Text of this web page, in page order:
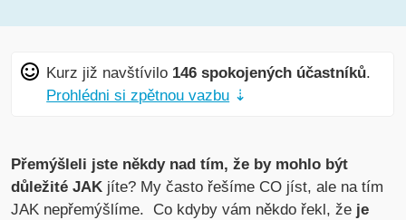
Kurz již navštívilo 146 spokojených účastníků.
Prohlédni si zpětnou vazbu ⇣
Přemýšleli jste někdy nad tím, že by mohlo být
důležité JAK jíte? My často řešíme CO jíst, ale na tím
JAK nepřemýšlíme. Co kdyby vám někdo řekl, že je